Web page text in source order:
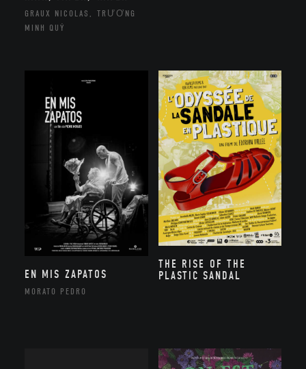
GRAUX NICOLAS, TRƯƠNG
MINH QUÝ
EN MIS ZAPATOS
MORATO PEDRO
THE RISE OF THE
PLASTIC SANDAL